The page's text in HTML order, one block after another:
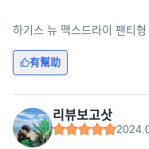
하기스 뉴 맥스드라이 팬티
有幫助
리뷰보고삿